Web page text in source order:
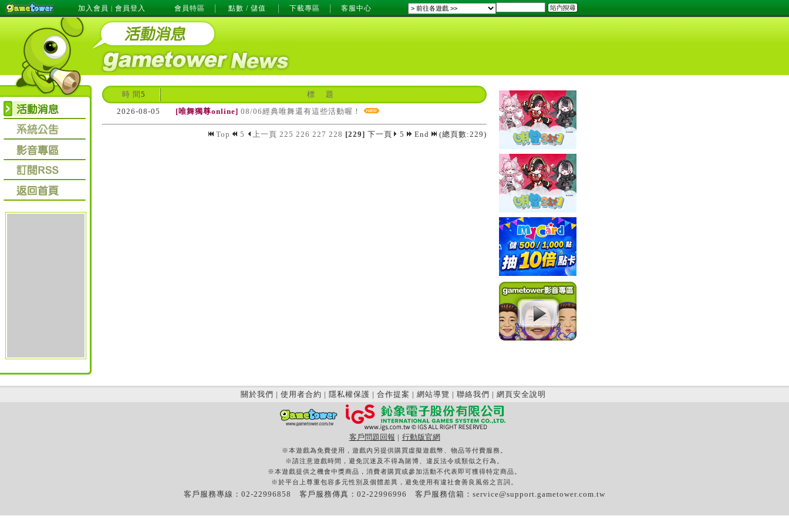
加入會員 | 會員登入 會員特區 點數 / 儲值 下載專區 客服中心
時 間 5
標 題
2026-08-05
[唯舞獨尊online] 08/06經典唯舞還有這些活動喔！
Top 5 上一頁 225 226 227 228 [229] 下一頁 5 End (總頁數:229)
關於我們 | 使用者合約 | 隱私權保護 | 合作提案 | 網站導覽 | 聯絡我們 | 網頁安全說明
客戶問題回報 | 行動版官網
※本遊戲為免費使用，遊戲內另提供購買虛擬遊戲幣、物品等付費服務。
※請注意遊戲時間，避免沉迷及不得為賭博、違反法令或類似之行為。
※本遊戲提供之機會中獎商品，消費者購買或參加活動不代表即可獲得特定商品。
※於平台上尊重包容多元性別及個體差異，避免使用有違社會善良風俗之言詞。
客戶服務專線：02-22996858 客戶服務傳真：02-22996996 客戶服務信箱： service@support.gametower.com.tw